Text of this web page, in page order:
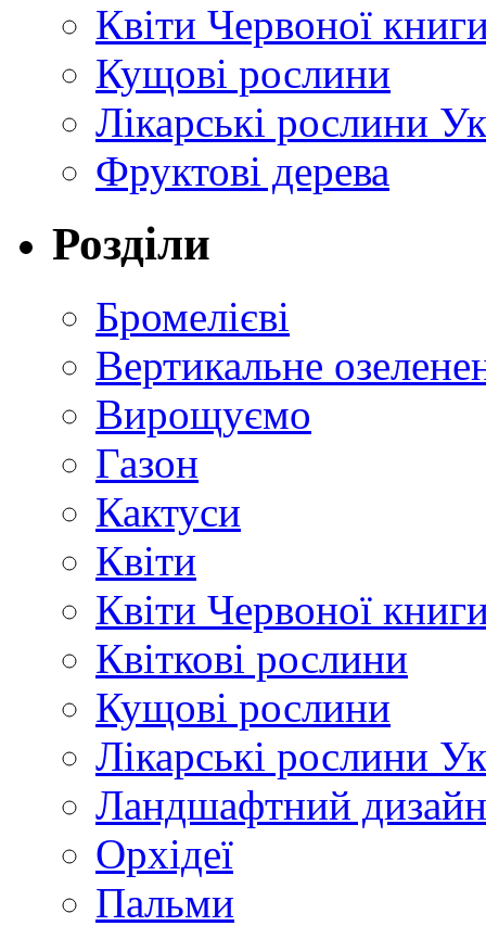
Квіти Червоної
Кущові рослини
Лікарські рослини
Фруктові дерева
Розділи
Бромелієві
Вертикальне
Вирощуємо
Газон
Кактуси
Квіти
Квіти Червоної
Квіткові рослини
Кущові рослини
Лікарські рослини
Ландшафтний дизайн
Орхідеї
Пальми